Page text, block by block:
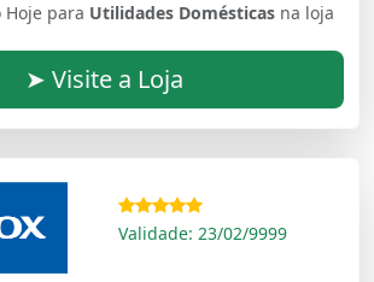
Hoje para Utilidades Domésticas na loja
➤ Visite a Loja
Validade: 23/02/9999